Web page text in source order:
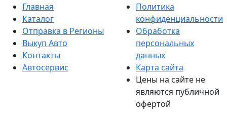
Главная
Каталог
Отправка в Регионы
Выкуп Авто
Контакты
Автосервис
Политика
конфиденциальности
Обработка
персональных
данных
Карта сайта
Цены на сайте не
являются публичной
офертой